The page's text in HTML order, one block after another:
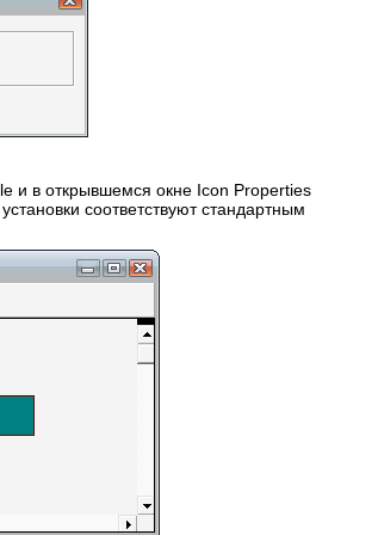
и в открывшемся окне Icon Properties
соответствуют стандартным